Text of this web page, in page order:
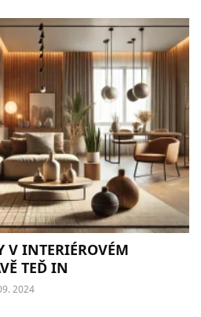
V INTERIÉROVÉM
TEĎ IN
2024